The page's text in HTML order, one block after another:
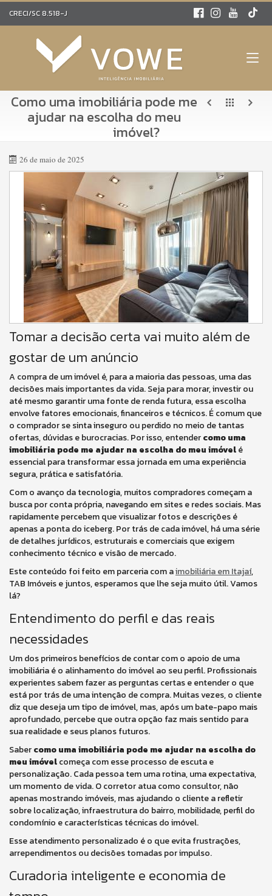
CRECI/SC 8.518-J
Como uma imobiliária pode me
ajudar na escolha do meu
imóvel?
26 de maio de 2025
Tomar a decisão certa vai muito além de
gostar de um anúncio
A compra de um imóvel é, para a maioria das pessoas, uma das
decisões mais importantes da vida. Seja para morar, investir ou
até mesmo garantir uma fonte de renda futura, essa escolha
envolve fatores emocionais, financeiros e técnicos. É comum que
o comprador se sinta inseguro ou perdido no meio de tantas
ofertas, dúvidas e burocracias. Por isso, entendercomo uma
imobiliária pode me ajudar na escolha do meu imóvelé
essencial para transformar essa jornada em uma experiência
segura, prática e satisfatória.
Com o avanço da tecnologia, muitos compradores começam a
busca por conta própria, navegando em sites e redes sociais. Mas
rapidamente percebem que visualizar fotos e descrições é
apenas a ponta do iceberg. Por trás de cada imóvel, há uma série
de detalhes jurídicos, estruturais e comerciais que exigem
conhecimento técnico e visão de mercado.
Este conteúdo foi feito em parceria com aimobiliária em Itajaí,
TAB Imóveis e juntos, esperamos que lhe seja muito útil. Vamos
lá?
Entendimento do perfil e das reais
necessidades
Um dos primeiros benefícios de contar com o apoio de uma
imobiliária é o alinhamento do imóvel ao seu perfil. Profissionais
experientes sabem fazer as perguntas certas e entender o que
está por trás de uma intenção de compra. Muitas vezes, o cliente
diz que deseja um tipo de imóvel, mas, após um bate-papo mais
aprofundado, percebe que outra opção faz mais sentido para
sua realidade e seus planos futuros.
Sabercomo uma imobiliária pode me ajudar na escolha do
meu imóvelcomeça com esse processo de escuta e
personalização. Cada pessoa tem uma rotina, uma expectativa,
um momento de vida. O corretor atua como consultor, não
apenas mostrando imóveis, mas ajudando o cliente a refletir
sobre localização, infraestrutura do bairro, mobilidade, perfil do
condomínio e características técnicas do imóvel.
Esse atendimento personalizado é o que evita frustrações,
arrependimentos ou decisões tomadas por impulso.
Curadoria inteligente e economia de